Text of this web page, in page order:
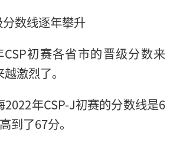
数线逐年攀升
CSP初赛各省市的晋级分数来
激烈了。
2022年CSP-J初赛的分数线是6
到了67分。